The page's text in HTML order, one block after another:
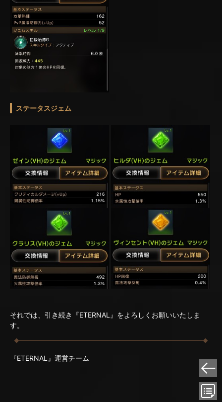
ステータスジェム
それでは、引き続き『ETERNAL』をよろしくお願いいたしま
す。
『ETERNAL』運営チーム